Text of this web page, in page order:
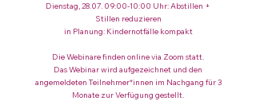
Dienstag, 28.07. 09:00-10:00 Uhr: Abstillen +
Stillen reduzieren
in Planung: Kindernotfälle kompakt
Die Webinare finden online via Zoom statt.
Das Webinar wird aufgezeichnet und den
angemeldeten Teilnehmer*innen im Nachgang für 3
Monate zur Verfügung gestellt.